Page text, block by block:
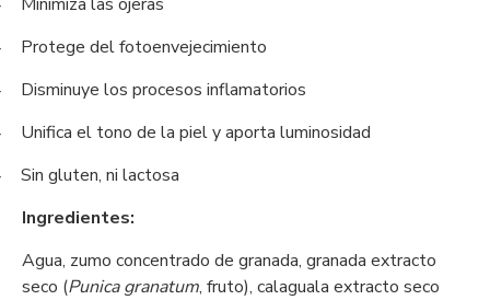
Protege del fotoenvejecimiento
Disminuye los procesos inflamatorios
Unifica el tono de la piel y aporta luminosidad
Sin gluten, ni lactosa
Ingredientes:
Agua, zumo concentrado de granada, granada extracto
seco (Punica granatum, fruto), calaguala extracto seco